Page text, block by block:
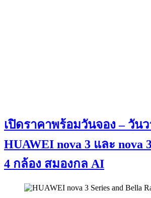
เปิดราคาพร้อมวันจอง – วัน
HUAWEI nova 3 และ
4 กล้อง สมองกล AI